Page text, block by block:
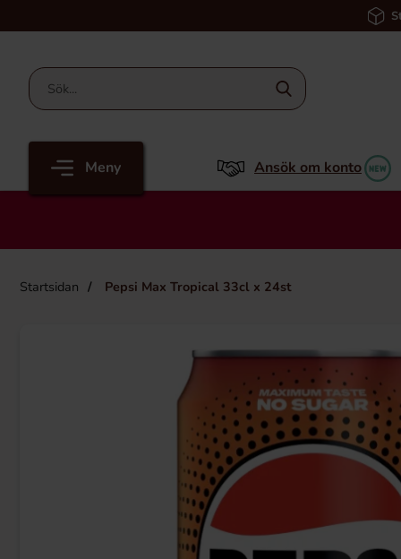
Meny Ansök om konto
Startsidan Pepsi Max Tropical 33cl x 24st